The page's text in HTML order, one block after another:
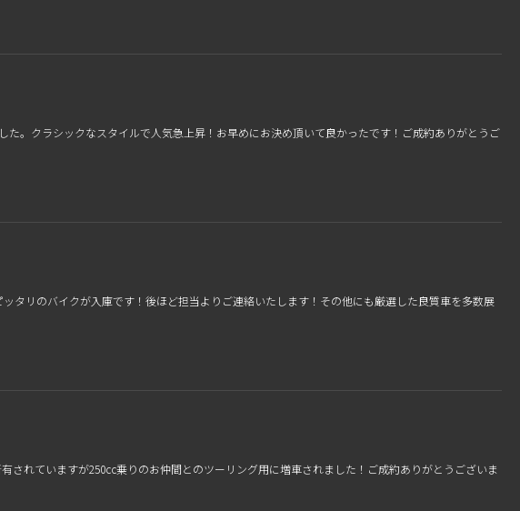
。クラシックなスタイルで人気急上昇！お早めにお決め頂いて良かったです！ご成約ありがとうご
タリのバイクが入庫です！後ほど担当よりご連絡いたします！その他にも厳選した良質車を多数展
れていますが250cc乗りのお仲間とのツーリング用に増車されました！ご成約ありがとうございま